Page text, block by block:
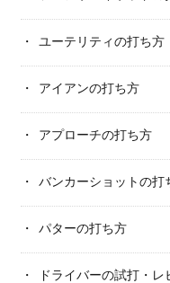
ユーテリティの打ち方
アイアンの打ち方
アプローチの打ち方
バンカーショットの打
パターの打ち方
ドライバーの試打・レ